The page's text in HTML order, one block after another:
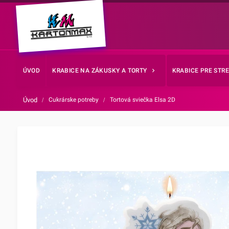
ÚVOD KRABICE NA ZÁKUSKY A TORTY KRABICE PRE
Úvod / Cukrárske potreby / Tortová sviečka Elsa 2D